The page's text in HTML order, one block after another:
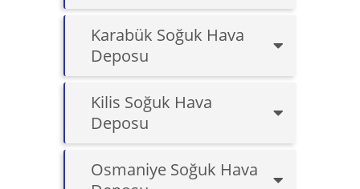
Karabük Soğuk Hava
Deposu
Kilis Soğuk Hava
Deposu
Osmaniye Soğuk Hava